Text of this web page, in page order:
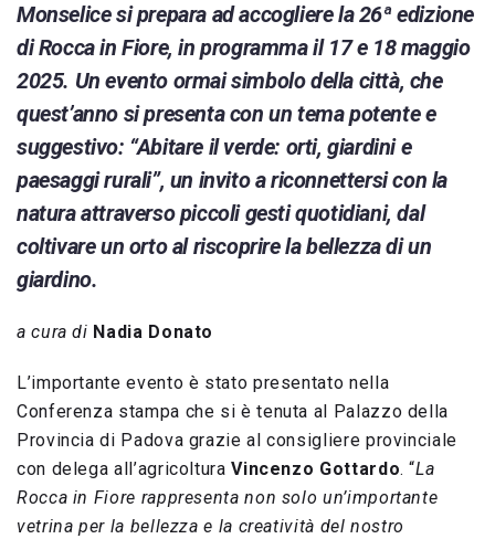
Monselice si prepara ad accogliere la 26ª edizione
di Rocca in Fiore, in programma il 17 e 18 maggio
2025. Un evento ormai simbolo della città, che
quest’anno si presenta con un tema potente e
suggestivo: “Abitare il verde: orti, giardini e
paesaggi rurali”, un invito a riconnettersi con la
natura attraverso piccoli gesti quotidiani, dal
coltivare un orto al riscoprire la bellezza di un
giardino.
a cura di Nadia Donato
L’importante evento è stato presentato nella
Conferenza stampa che si è tenuta al Palazzo della
Provincia di Padova grazie al consigliere provinciale
con delega all’agricolturaVincenzo Gottardo. “La
Rocca in Fiore rappresenta non solo un’importante
vetrina per la bellezza e la creatività del nostro